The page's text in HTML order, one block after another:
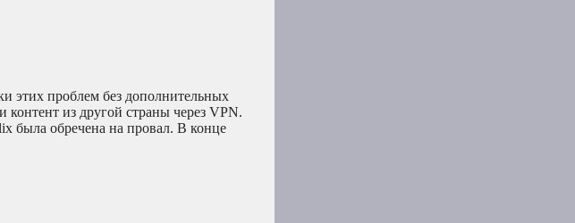
этих проблем без дополнительных
контент из другой страны через VPN.
была обречена на провал. В конце